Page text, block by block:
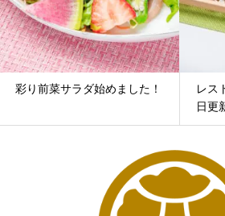
彩り前菜サラダ始めました！
レス
日更